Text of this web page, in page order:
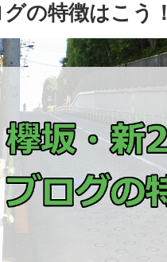
の特徴はこう！